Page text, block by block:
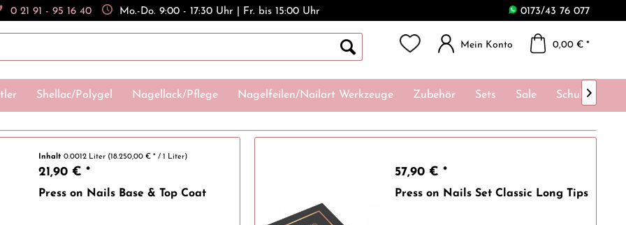
0 21 91 - 95 16 40 Mo.-Do. 9:00 - 17:30 Uhr | Fr. bis 15:00 Uhr 0173/43 76 077
Mein Konto 0,00 € *
Shellac/Polygel Nagellack/Pflege Nagelfeilen/Nailart Werkzeuge Zubehör Sets Sale Schulungen

Inhalt0.0012 Liter (18.250,00 € * / 1 Liter)
21,90 € *
Press on Nails Base & Top Coat
57,90 € *
Press on Nails Set Classic Long Tips